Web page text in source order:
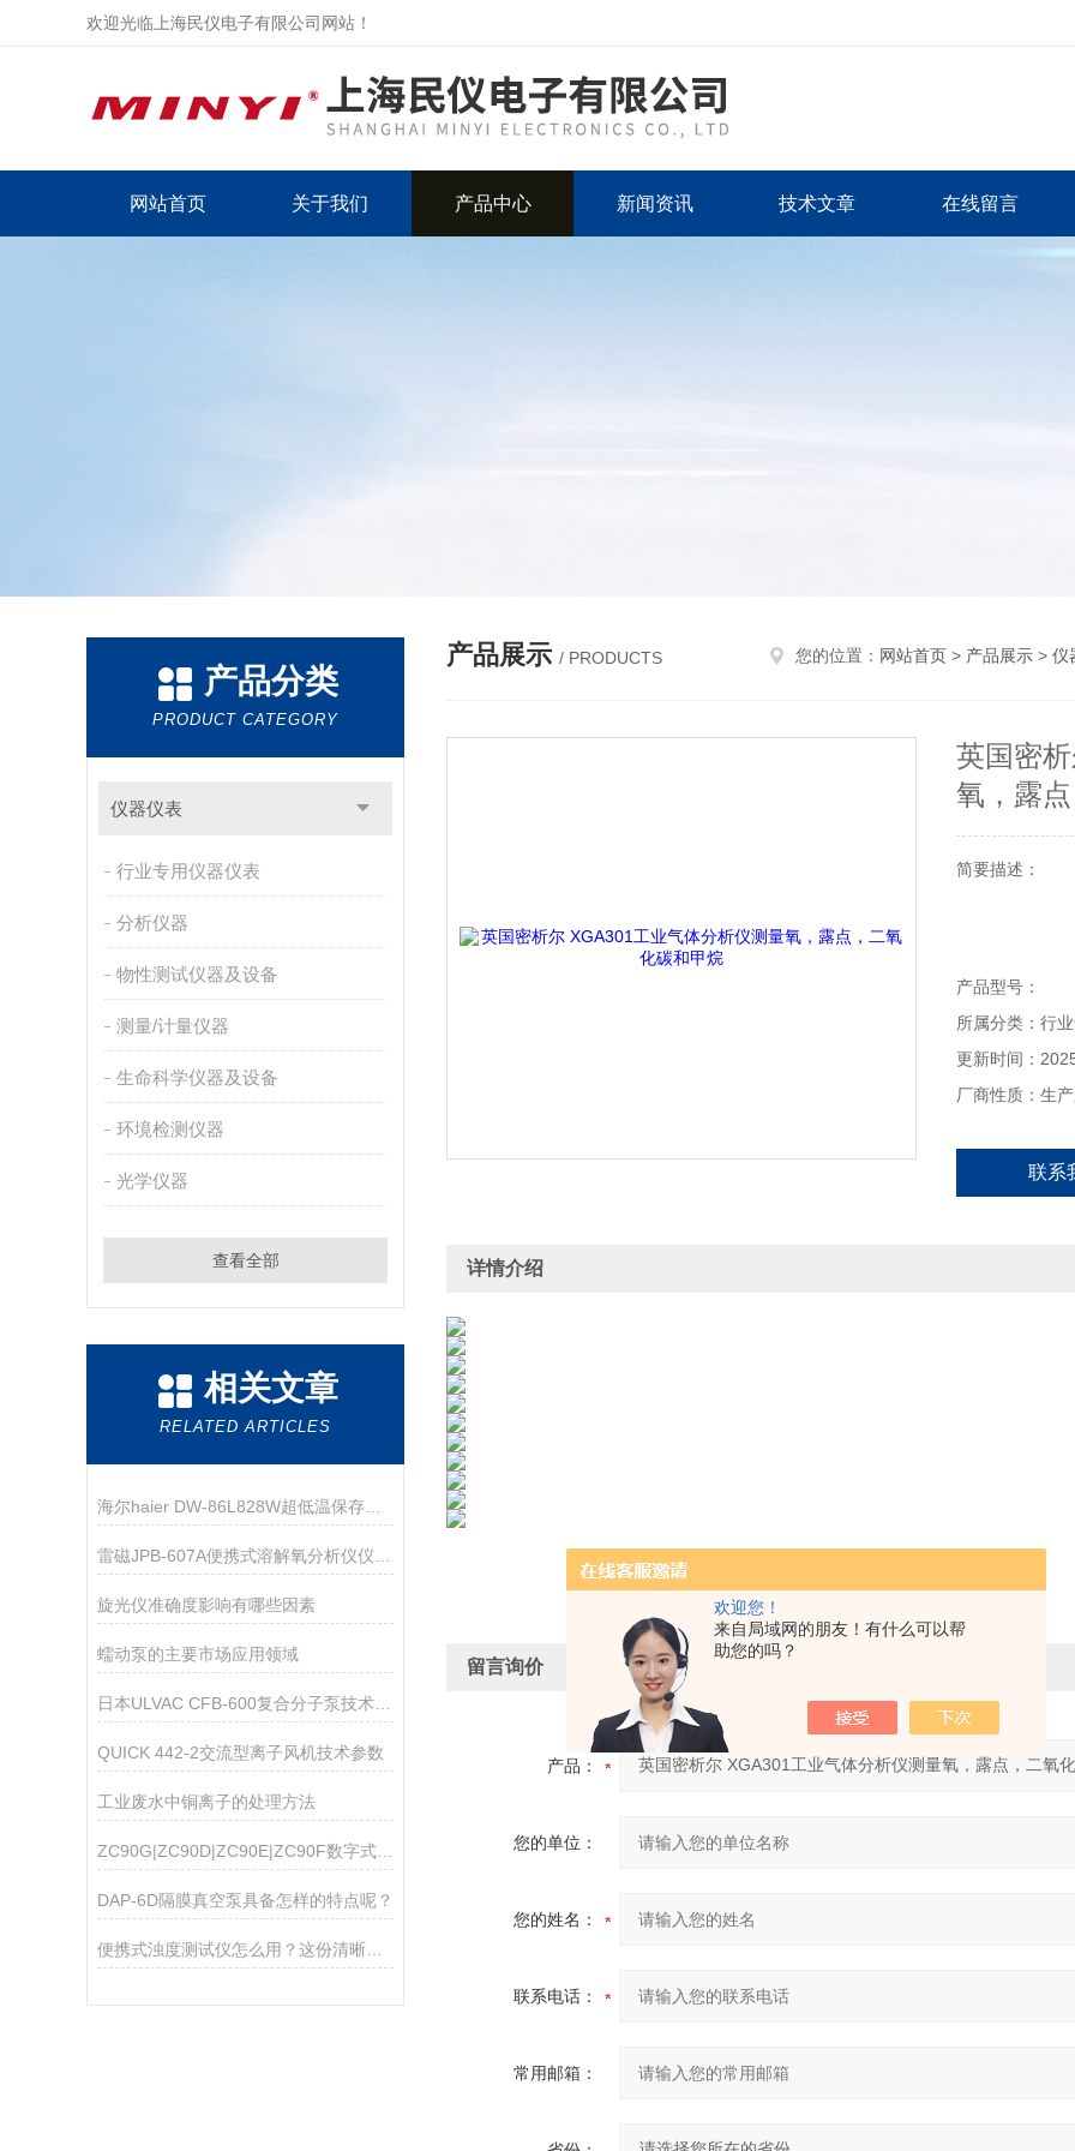
欢迎您！
来自局域网的朋友！有什么可以帮
助您的吗？
欢迎光临上海民仪电子有限公司网站！
网站首页 关于我们 产品中心 新闻资讯 技术文章 在线留言
产品分类
PRODUCT CATEGORY
仪器仪表
行业专用仪器仪表
分析仪器
物性测试仪器及设备
测量/计量仪器
生命科学仪器及设备
环境检测仪器
光学仪器
查看全部
相关文章
RELATED ARTICLES
旋光仪准确度影响有哪些因素
蠕动泵的主要市场应用领域
日本ULVAC CFB-600复合分子泵技术参数
QUICK 442-2交流型离子风机技术参数
工业废水中铜离子的处理方法
ZC90G|ZC90D|ZC90E|ZC90F数字式高阻计
DAP-6D隔膜真空泵具备怎样的特点呢？
产品展示 / PRODUCTS 您的位置： 网站首页 > 产品展示 > 仪
英国密
氧，露
简要描述：
产品型号：
所属分类：行
更新时间：
厂商性质：生
联系
详情介绍
留言询价
产品：
您的单位：
您的姓名：
联系电话：
常用邮箱：